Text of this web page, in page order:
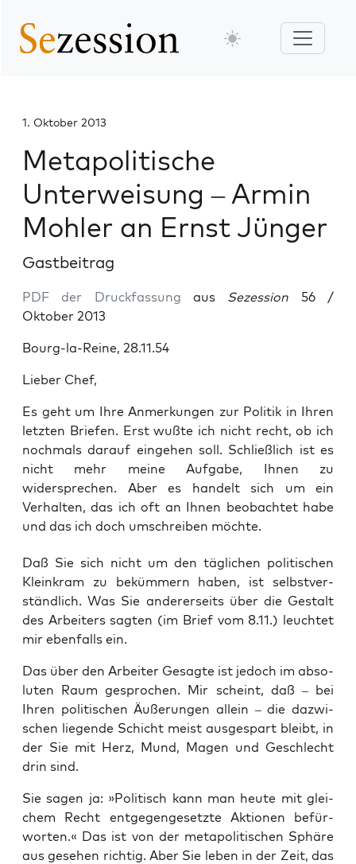
1. Oktober 2013
Metapolitische
Unterweisung – Armin
Mohler an Ernst Jünger
Gastbeitrag
PDF der Druckfassung aus Sezession 56 /
Oktober 2013
Bourg-la-Reine, 28.11.54
Lieber Chef,
Es geht um Ihre Anmerkungen zur Politik in Ihren
letzten Briefen. Erst wußte ich nicht recht, ob ich
nochmals darauf eingehen soll. Schließlich ist es
nicht mehr meine Aufgabe, Ihnen zu
widersprechen. Aber es handelt sich um ein
Verhalten, das ich oft an Ihnen beobachtet habe
und das ich doch umschreiben möchte.
Daß Sie sich nicht um den täg­li­chen poli­ti­schen
Klein­kram zu beküm­mern haben, ist selbst­ver­
ständ­lich. Was Sie ande­rer­seits über die Gestalt
des Arbei­ters sag­ten (im Brief vom 8.11.) leuch­tet
mir eben­falls ein.
Das über den Arbei­ter Gesag­te ist jedoch im abso­
lu­ten Raum gespro­chen. Mir scheint, daß – bei
Ihren poli­ti­schen Äuße­run­gen allein – die dazwi­
schen lie­gen­de Schicht meist aus­ge­spart bleibt, in
der Sie mit Herz, Mund, Magen und Geschlecht
drin sind.
Sie sagen ja: »Poli­tisch kann man heu­te mit glei­
chem Recht ent­ge­gen­ge­setz­te Aktio­nen befür­
wor­ten.« Das ist von der meta­po­li­ti­schen Sphä­re
aus gese­hen rich­tig. Aber Sie leben in der Zeit, das